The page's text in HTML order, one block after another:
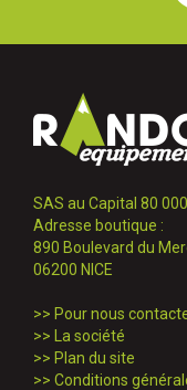
SAS au Capital 80
Adresse boutique :
890 Boulevard du
06200 NICE
>> Pour nous
>>
La société
>> Plan du site
>> Conditions